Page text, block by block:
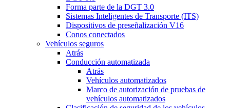
Forma parte de la DGT 3.0
Sistemas Inteligentes de Transporte (ITS)
Dispositivos de preseñalización V16
Conos conectados
Vehículos seguros
Atrás
Conducción automatizada
Atrás
Vehículos automatizados
Marco de autorización de pruebas de
vehículos automatizados